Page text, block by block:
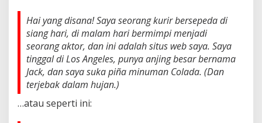
Hai yang disana! Saya seorang kurir bersepeda di
siang hari, di malam hari bermimpi menjadi
seorang aktor, dan ini adalah situs web saya. Saya
tinggal di Los Angeles, punya anjing besar bernama
Jack, dan saya suka piña minuman Colada. (Dan
terjebak dalam hujan.)
…atau seperti ini: